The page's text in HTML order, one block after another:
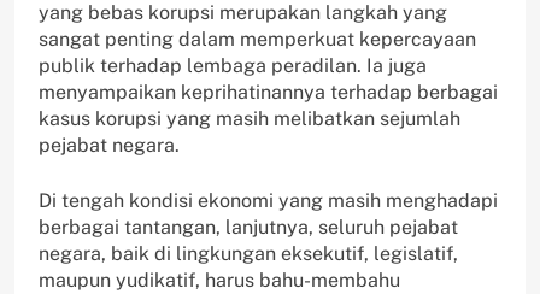
yang bebas korupsi merupakan langkah yang
sangat penting dalam memperkuat kepercayaan
publik terhadap lembaga peradilan. Ia juga
menyampaikan keprihatinannya terhadap berbagai
kasus korupsi yang masih melibatkan sejumlah
pejabat negara.
Di tengah kondisi ekonomi yang masih menghadapi
berbagai tantangan, lanjutnya, seluruh pejabat
negara, baik di lingkungan eksekutif, legislatif,
maupun yudikatif, harus bahu-membahu